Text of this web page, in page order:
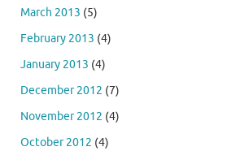
March 2013 (5)
February 2013 (4)
January 2013 (4)
December 2012 (7)
November 2012 (4)
October 2012 (4)